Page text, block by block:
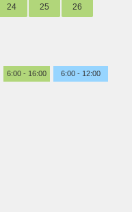
24 25 26
6:00 - 16:00 6:00 - 12:00